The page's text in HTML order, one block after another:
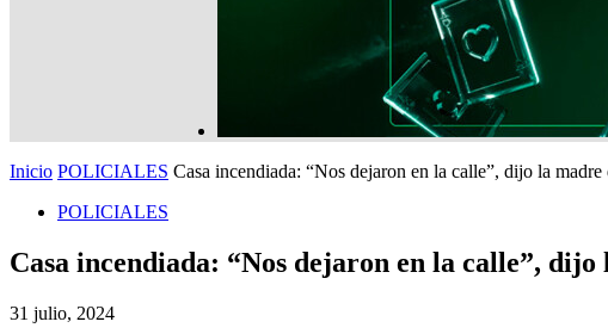
Inicio POLICIALES Casa incendiada: “Nos dejaron en la calle”, dijo la madre
POLICIALES
Casa incendiada: “Nos dejaron en la calle”,
31 julio, 2024